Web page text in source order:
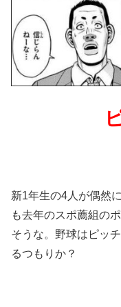
新1年生の4人が偶然
も去年のスポ薦組の
そうな。野球はピッ
るつもりか？